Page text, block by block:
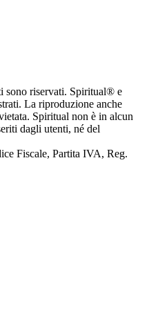
riservati. Spiritual® e
La riproduzione anche
Spiritual non è in alcun
dagli utenti, né del
Fiscale, Partita IVA, Reg.